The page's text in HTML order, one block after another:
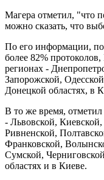
Магера отметил, "что
можно сказать, что
По его информации, по
более 82%
регионах -
Запорожской,
Донецкой областях, в
В то же время,
- Львовской,
Ривненской,
Франковской,
Сумской,
областях и в Киеве.